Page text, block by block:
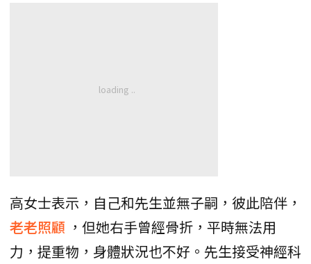
高女士表示，自己和先生並無子嗣，彼此陪伴，
老老照顧 ，但她右手曾經骨折，平時無法用
力，提重物，身體狀況也不好。先生接受神經科